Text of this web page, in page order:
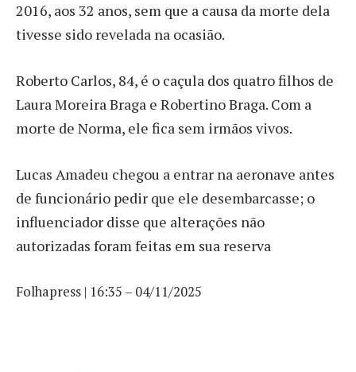
2016, aos 32 anos, sem que a causa da morte dela
tivesse sido revelada na ocasião.
Roberto Carlos, 84, é o caçula dos quatro filhos de
Laura Moreira Braga e Robertino Braga. Com a
morte de Norma, ele fica sem irmãos vivos.
Lucas Amadeu chegou a entrar na aeronave antes
de funcionário pedir que ele desembarcasse; o
influenciador disse que alterações não
autorizadas foram feitas em sua reserva
Folhapress | 16:35 – 04/11/2025